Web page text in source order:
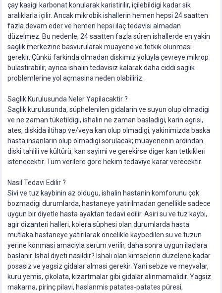
çay kasigi karbonat konularak karistirilir, içilebildigi kadar sik
araliklarla içilir. Ancak mikrobik ishallerin hemen hepsi 24 saatten
fazla devam eder ve hemen hepsi ilaç tedavisi almadan
düzelmez. Bu nedenle, 24 saatten fazla süren ishallerde en yakin
saglik merkezine basvurularak muayene ve tetkik olunmasi
gerekir. Çünkü farkinda olmadan diskimiz yoluyla çevreye mikrop
bulastirabilir, ayrica ishalin tedavisiz kalarak daha ciddi saglik
problemlerine yol açmasina neden olabiliriz.
Saglik Kurulusunda Neler Yapilacaktir ?
Saglik kurulusunda, süphelenilen gidalarin ve suyun olup olmadigi
ve ne zaman tüketildigi, ishalin ne zaman basladigi, karin agrisi,
ates, diskida iltihap ve/veya kan olup olmadigi, yakinimizda baska
hasta insanlarin olup olmadigi sorulacak; muayenenin ardindan
diski tahlili ve kültürü, kan sayimi ve gerekirse diger kan tetkikleri
istenecektir. Tüm verilere göre hekim tedaviye karar verecektir.
Nasil Tedavi Edilir ?
Sivi ve tuz kaybinin az oldugu, ishalin hastanin komforunu çok
bozmadigi durumlarda, hastaneye yatirilmadan genellikle sadece
uygun bir diyetle hasta ayaktan tedavi edilir. Asiri su ve tuz kaybi,
agir dizanteri halleri, kolera süphesi olan durumlarda hasta
mutlaka hastaneye yatirilarak öncelikle kaybedilen su ve tuzun
yerine konmasi amaciyla serum verilir, daha sonra uygun ilaçlara
baslanir. Ishal diyeti nasildir? Ishali olan kimselerin düzelene kadar
posasiz ve yagsiz gidalar almasi gerekir. Yani sebze ve meyvalar,
kuru yemis, çikolata, kizartmalar gibi gidalar alinmamalidir. Yagsiz
makarna, pirinç pilavi, haslanmis patates-patates püresi,